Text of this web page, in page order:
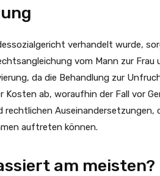
verhandelt wurde,
vom Mann zur
da die Behandlung zur
Kosten ab, woraufhin der Fall vor
Auseinandersetzungen,
auftreten können.
am meisten?